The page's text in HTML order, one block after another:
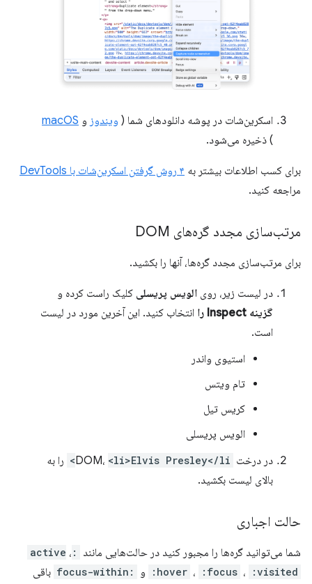
اسکرین‌شات در پوشه دانلودهای شما ( ویندوز و macOS
) ذخیره می‌شود.
برای کسب اطلاعات بیشتر به ۴ روش گرفتن اسکرین‌شات با DevTools
مراجعه کنید.
مرتب‌سازی مجدد گره‌های DOM
برای مرتب‌سازی مجدد گره‌ها، آنها را بکشید.
در لیست زیر، روی الویس پریسلی کلیک راست کرده و
گزینه Inspect را
انتخاب کنید. این آخرین مورد در لیست
است.
استیوی واندر
تام ویتس
کریس تیل
الویس پریسلی
در درخت DOM، <li>Elvis Presley</li>
را به
بالای لیست بکشید.
حالت اجباری
شما می‌توانید گره‌ها را مجبور کنید در حالت‌هایی مانند :active ،
:hover ، :focus ، :visited و :focus-within
باقی